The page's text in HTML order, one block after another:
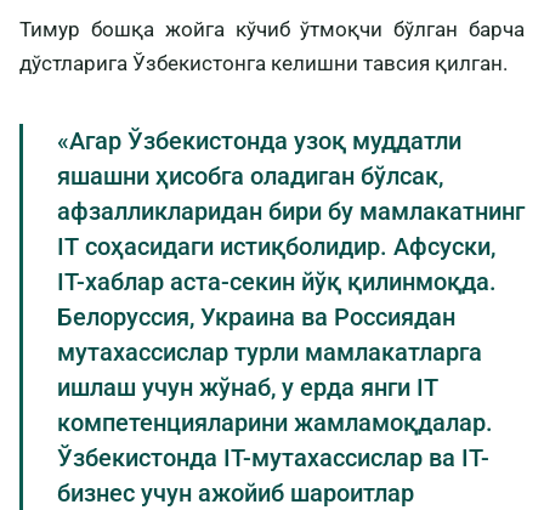
Тимур бошқа жойга кўчиб ўтмоқчи бўлган барча
дўстларига Ўзбекистонга келишни тавсия қилган.
«Агар Ўзбекистонда узоқ муддатли
яшашни ҳисобга оладиган бўлсак,
афзалликларидан бири бу мамлакатнинг
IT соҳасидаги истиқболидир. Афсуски,
IT-хаблар аста-секин йўқ қилинмоқда.
Белоруссия, Украина ва Россиядан
мутахассислар турли мамлакатларга
ишлаш учун жўнаб, у ерда янги IT
компетенцияларини жамламоқдалар.
Ўзбекистонда IT-мутахассислар ва IT-
бизнес учун ажойиб шароитлар